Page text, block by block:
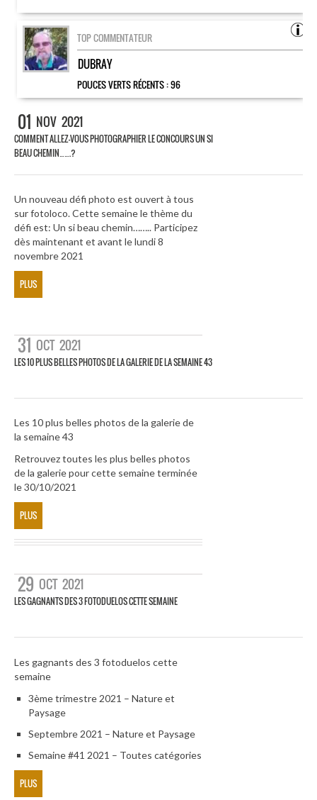
TOP COMMENTATEUR
DUBRAY
POUCES VERTS RÉCENTS :96
01 NOV 2021
COMMENT ALLEZ-VOUS PHOTOGRAPHIER LE CONCOURS UN SI
BEAU CHEMIN…….?
Un nouveau défi photo est ouvert à tous
sur fotoloco. Cette semaine le thème du
défi est: Un si beau chemin…….. Participez
dès maintenant et avant le lundi 8
novembre 2021
PLUS
31 OCT 2021
LES 10 PLUS BELLES PHOTOS DE LA GALERIE DE LA SEMAINE 43
Les 10 plus belles photos de la galerie de
la semaine 43
Retrouvez toutes les plus belles photos
de la galerie pour cette semaine terminée
le 30/10/2021
PLUS
29 OCT 2021
LES GAGNANTS DES 3 FOTODUELOS CETTE SEMAINE
Les gagnants des 3 fotoduelos cette
semaine
3ème trimestre 2021 – Nature et
Paysage
Septembre 2021 – Nature et Paysage
Semaine #41 2021 – Toutes catégories
PLUS